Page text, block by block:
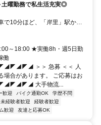
土曜勤務で私生活充実◎
で10分ほど、「岸里」駅から
～18:00 ★実働8h・週5日勤
働
＞＞ 急募 ＜＜ 人
場合があります。 ご応募はお
大手物流...
歓迎 バイク通勤OK
学歴不問
未経験者歓迎
経験者歓迎
歓迎 友達と応募OK